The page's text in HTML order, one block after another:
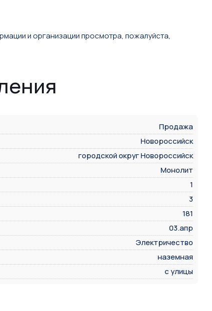
и организации просмотра, пожалуйста,
Продажа
Новороссийск
городской округ Новороссийск
Монолит
1
3
181
03.апр
Электричество
наземная
с улицы